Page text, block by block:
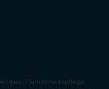
Körper- / Schönheitspflege